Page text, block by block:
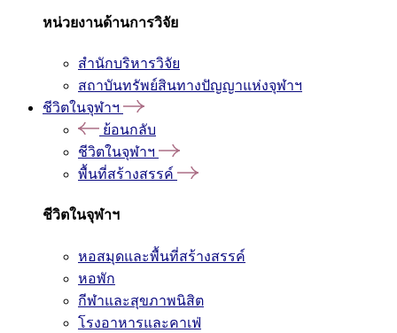
หน่วยงานด้านการวิจัย
สำนักบริหารวิจัย
สถาบันทรัพย์สินทางปัญญาแห่งจุฬาฯ
ชีวิตในจุฬาฯ
ย้อนกลับ
ชีวิตในจุฬาฯ
พื้นที่สร้างสรรค์
ชีวิตในจุฬาฯ
หอสมุดและพื้นที่สร้างสรรค์
หอพัก
กีฬาและสุขภาพนิสิต
โรงอาหารและคาเฟ่